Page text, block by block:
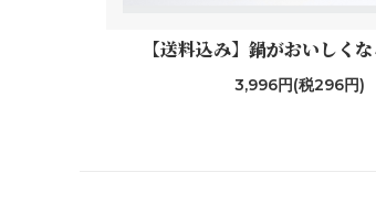
【送料込み】鍋がおいしく
3,996円(税296円)